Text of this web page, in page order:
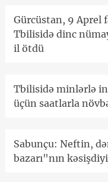
Gürcüstan, 9 Aprel
Tbilisidə dinc
il ötdü
Tbilisidə minlərlə
üçün saatlarla
Sabunçu: Neftin,
bazarı"nın